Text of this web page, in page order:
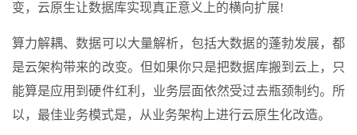
变，云原生让数据库实现真正意义上的横向扩展!
算力解耦、数据可以大量解析，包括大数据的蓬勃发展，都
是云架构带来的改变。但如果你只是把数据库搬到云上，只
能算是应用到硬件红利，业务层面依然受过去瓶颈制约。所
以，最佳业务模式是，从业务架构上进行云原生化改造。